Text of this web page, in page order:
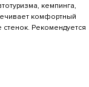
кемпинга,
комфортный
стенок. Рекомендуется